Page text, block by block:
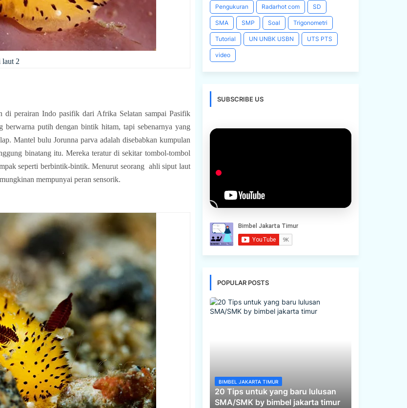
laut 2
di perairan Indo pasifik dari Afrika Selatan sampai Pasifik
putih dengan bintik hitam, tapi sebenarnya yang
Mantel bulu Jorunna parva adalah disebabkan kumpulan
binatang itu. Mereka teratur di sekitar tombol-tombol
seperti berbintik-bintik. Menurut seorang ahli siput laut
mempunyai peran sensorik.
Pengukuran Radarhot com SD
SMA SMP Soal Trigonometri
Tutorial UN UNBK USBN UTS PTS
video
SUBSCRIBE US
POPULAR POSTS
BIMBEL JAKARTA TIMUR
20 Tips untuk yang baru lulusan
SMA/SMK by bimbel jakarta timur